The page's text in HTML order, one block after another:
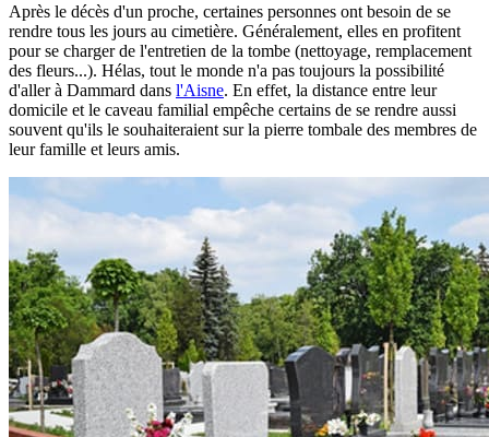
Après le décès d'un proche, certaines personnes ont besoin de se
rendre tous les jours au cimetière. Généralement, elles en profitent
pour se charger de l'entretien de la tombe (nettoyage, remplacement
des fleurs...). Hélas, tout le monde n'a pas toujours la possibilité
d'aller à Dammard dans l'Aisne. En effet, la distance entre leur
domicile et le caveau familial empêche certains de se rendre aussi
souvent qu'ils le souhaiteraient sur la pierre tombale des membres de
leur famille et leurs amis.